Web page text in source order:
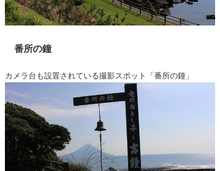
番所の鐘
カメラ台も設置されている撮影スポット「番所の鐘」